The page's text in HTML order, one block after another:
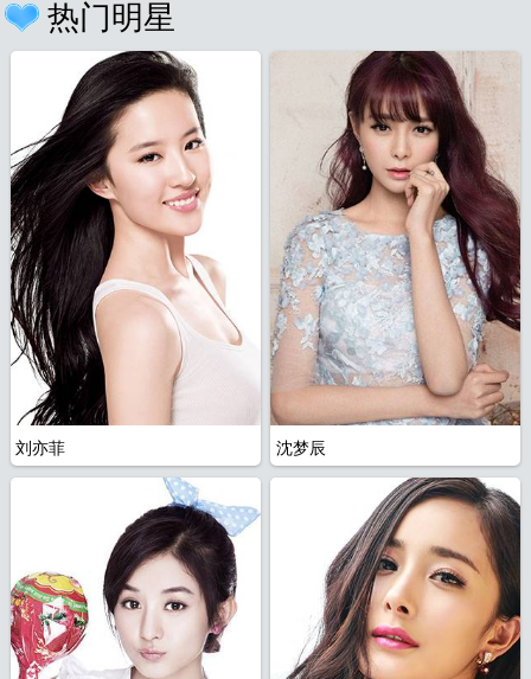
航
全
热门明星
刘亦菲 沈梦辰